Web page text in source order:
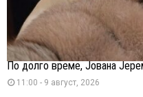
По долго време, Јована
11:00 - 9 август, 2026